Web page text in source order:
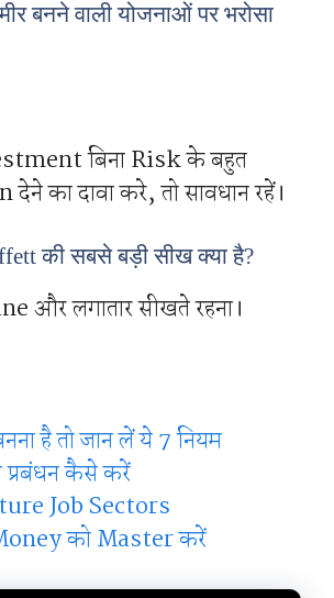
बनने वाली योजनाओं पर भरोसा
बिना Risk के बहुत
का दावा करे, तो सावधान रहें।
की सबसे बड़ी सीख क्या है?
और लगातार सीखते रहना।
है तो जान लें ये 7 नियम
प्रबंधन कैसे करें
Job Sectors
को Master करें